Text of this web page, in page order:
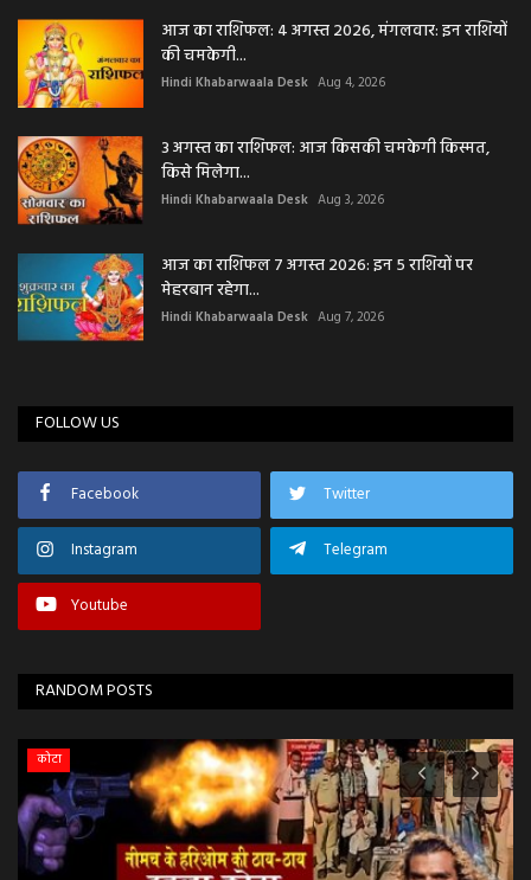
आज का राशिफल: 4 अगस्त 2026, मंगलवार: इन राशियों
की चमकेगी...
Hindi Khabarwaala Desk Aug 4, 2026
3 अगस्त का राशिफल: आज किसकी चमकेगी किस्मत,
किसे मिलेगा...
Hindi Khabarwaala Desk Aug 3, 2026
आज का राशिफल 7 अगस्त 2026: इन 5 राशियों पर
मेहरबान रहेगा...
Hindi Khabarwaala Desk Aug 7, 2026
FOLLOW US
Facebook Twitter
Instagram Telegram
Youtube
RANDOM POSTS
कोटा